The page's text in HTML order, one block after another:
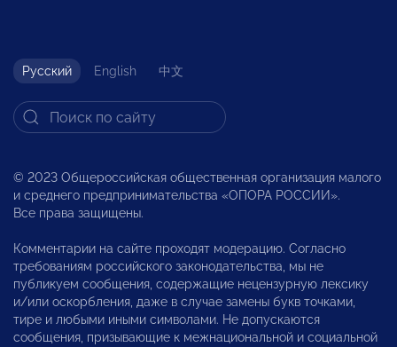
Русский English 中文
© 2023 Общероссийская общественная организация малого
и среднего предпринимательства «ОПОРА РОССИИ».
Все права защищены.
Комментарии на сайте проходят модерацию. Согласно
требованиям российского законодательства, мы не
публикуем сообщения, содержащие нецензурную лексику
и/или оскорбления, даже в случае замены букв точками,
тире и любыми иными символами. Не допускаются
сообщения, призывающие к межнациональной и социальной